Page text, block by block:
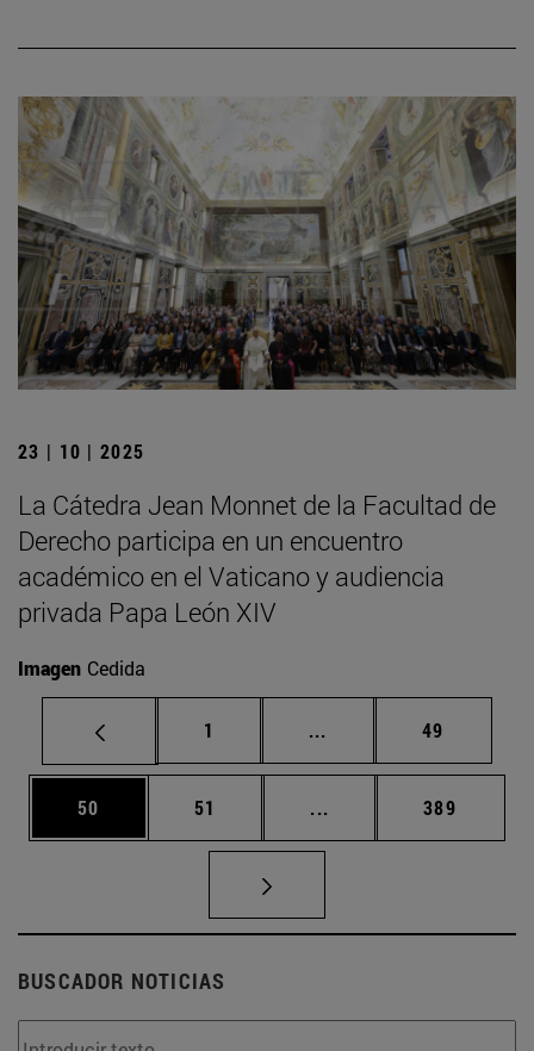
23 | 10 | 2025
La Cátedra Jean Monnet de la Facultad de
Derecho participa en un encuentro
académico en el Vaticano y audiencia
privada Papa León XIV
Imagen Cedida
Página
1 ... Páginas intermedias
Página
49
Página
50 Página
51 ... Páginas intermedias
Página
389
BUSCADOR NOTICIAS